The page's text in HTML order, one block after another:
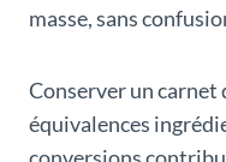
masse, sans
Conserver un carnet
équivalences